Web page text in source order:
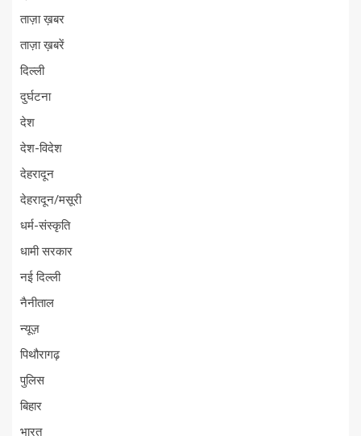
ताज़ा ख़बर
ताज़ा ख़बरें
दिल्ली
दुर्घटना
देश
देश-विदेश
देहरादून
देहरादून/मसूरी
धर्म-संस्कृति
धामी सरकार
नई दिल्ली
नैनीताल
न्यूज़
पिथौरागढ़
पुलिस
बिहार
भारत